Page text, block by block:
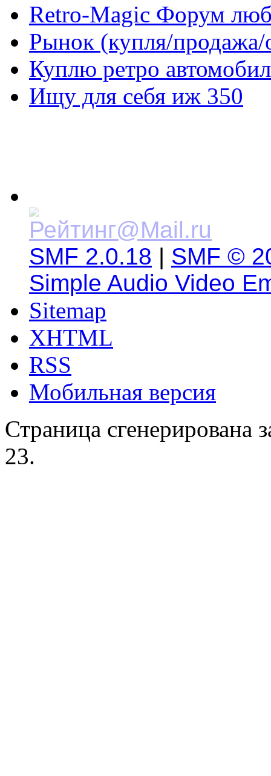
Retro-Magic Форум
Рынок (купля/продажа/
Куплю ретро
Ищу для себя иж 350
SMF 2.0.18 | SMF ©
Simple Audio Video
Sitemap
XHTML
RSS
Мобильная версия
Страница сгенерирована
23.